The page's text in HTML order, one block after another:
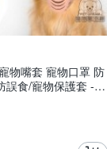
物嘴套 寵物口罩 防
誤食/寵物保護套 - 2